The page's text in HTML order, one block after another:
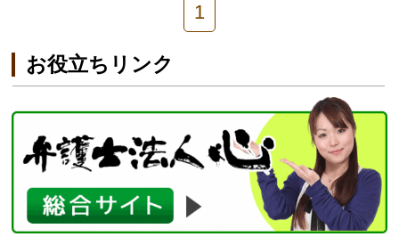
1
お役立ちリンク